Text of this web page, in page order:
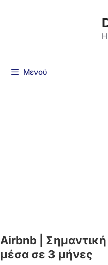
Μενού
Airbnb |
μέσα σε 3 μήνες